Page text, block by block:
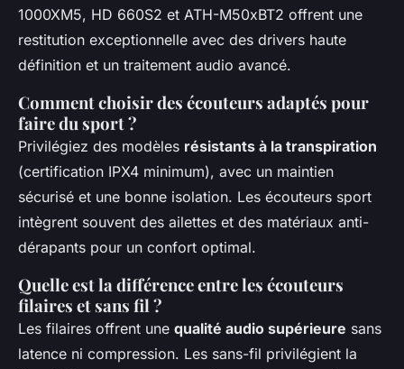
1000XM5, HD 660S2 et ATH-M50xBT2 offrent une
restitution exceptionnelle avec des drivers haute
définition et un traitement audio avancé.
Comment choisir des écouteurs adaptés pour
faire du sport ?
Privilégiez des modèles résistants à la transpiration
(certification IPX4 minimum), avec un maintien
sécurisé et une bonne isolation. Les écouteurs sport
intègrent souvent des ailettes et des matériaux anti-
dérapants pour un confort optimal.
Quelle est la différence entre les écouteurs
filaires et sans fil ?
Les filaires offrent une qualité audio supérieure sans
latence ni compression. Les sans-fil privilégient la